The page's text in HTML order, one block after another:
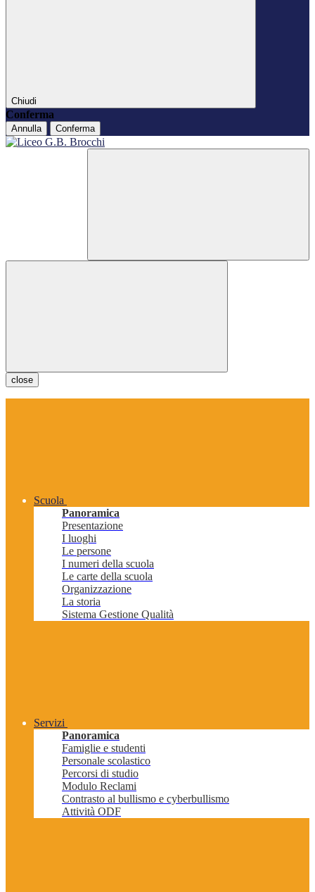
Chiudi
Conferma
Annulla Conferma
close
Scuola
Panoramica
Presentazione
I luoghi
Le persone
I numeri della scuola
Le carte della scuola
Organizzazione
La storia
Sistema Gestione Qualità
Servizi
Panoramica
Famiglie e studenti
Personale scolastico
Percorsi di studio
Modulo Reclami
Contrasto al bullismo e cyberbullismo
Attività ODF